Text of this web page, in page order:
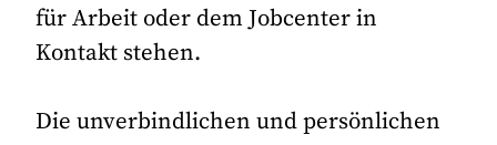
für Arbeit oder dem Jobcenter in
Kontakt stehen.
Die unverbindlichen und persönlichen